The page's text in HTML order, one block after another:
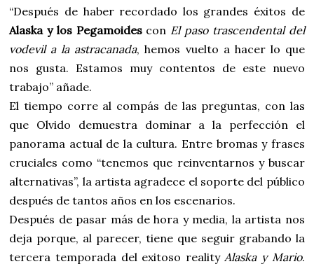
“Después de haber recordado los grandes éxitos de
Alaska y los Pegamoidescon El paso trascendental del
vodevil a la astracanada, hemos vuelto a hacer lo que
nos gusta. Estamos muy contentos de este nuevo
trabajo” añade.
El tiempo corre al compás de las preguntas, con las
que Olvido demuestra dominar a la perfección el
panorama actual de la cultura. Entre bromas y frases
cruciales como “tenemos que reinventarnos y buscar
alternativas”, la artista agradece el soporte del público
después de tantos años en los escenarios.
Después de pasar más de hora y media, la artista nos
deja porque, al parecer, tiene que seguir grabando la
tercera temporada del exitoso reality Alaska y Mario.